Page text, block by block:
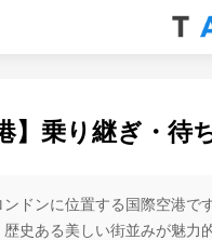
】乗り継ぎ・待
ドンに位置する国際空港で
史ある美しい街並みが魅力